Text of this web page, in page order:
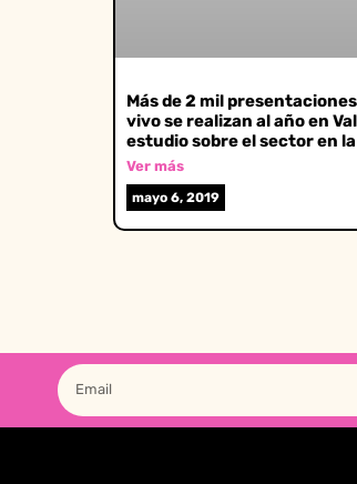
Más de 2 mil
vivo se realizan al año en
estudio sobre el sector en
Ver más
mayo 6, 2019